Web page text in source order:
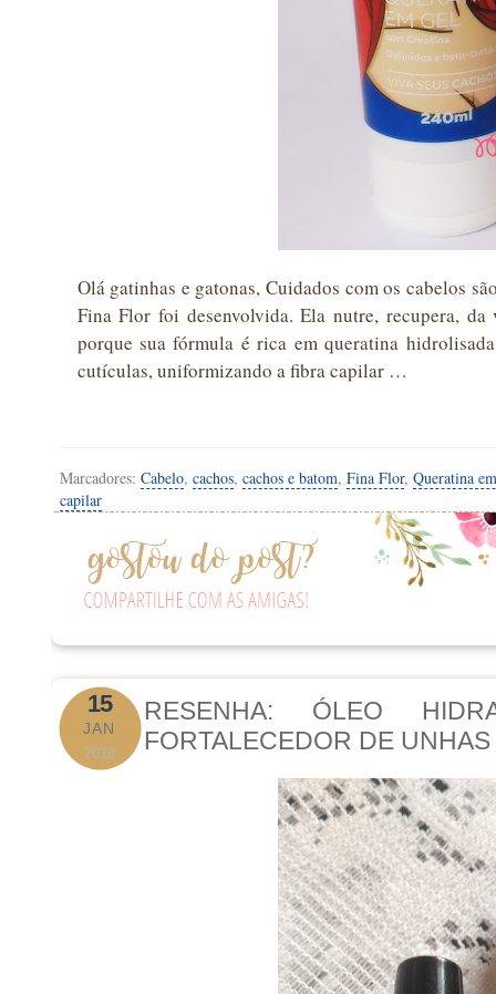
Olá gatinhas e gatonas, Cuidados com os cabelos
Fina Flor foi desenvolvida. Ela nutre, recupera,
porque sua fórmula é rica em queratina
cutículas, uniformizando a fibra capilar …
Marcadores: Cabelo, cachos, cachos e batom, Fina Flor, Queratina
capilar
15
JAN
2018
RESENHA: ÓLEO
FORTALECEDOR DE